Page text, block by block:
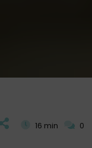
16 min 0